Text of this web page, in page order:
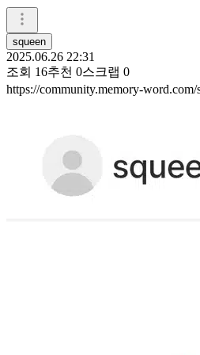
squeen
2025.06.26 22:31
조회 16추천 0스크랩 0
https://community.memory-